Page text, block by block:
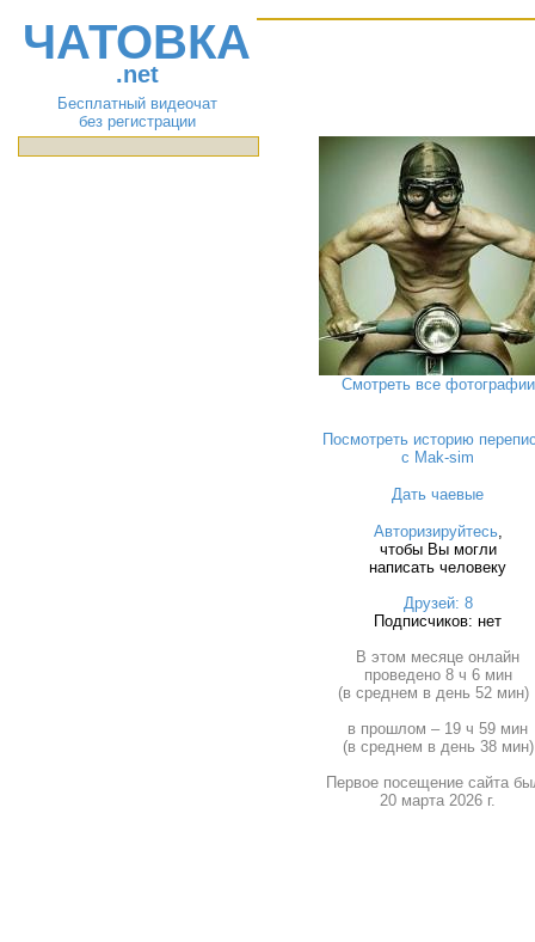
ЧАТОВКА
.net
Бесплатный видеочат
без регистрации
Смотреть все фотографии
Посмотреть историю
с Mak-sim
Дать чаевые
Авторизируйтесь,
чтобы Вы могли
написать человеку
Друзей: 8
Подписчиков: нет
В этом месяце онлайн
проведено 8 ч 6 мин
(в среднем в день 52 мин)
в прошлом – 19 ч 59 мин
(в среднем в день 38 мин)
Первое посещение сайта
20 марта 2026 г.